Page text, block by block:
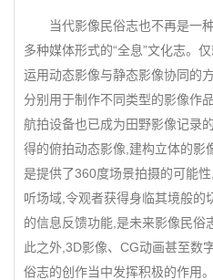
当代影像民俗志也不再是一种
多种媒体形式的“全息”文化志。
运用动态影像与静态影像协同的
分别用于制作不同类型的影像作
航拍设备也已成为田野影像记录
得的俯拍动态影像,建构立体的影
是提供了360度场景拍摄的可能
听场域,令观者获得身临其境般的
的信息反馈功能,是未来影像民俗
此之外,3D影像、CG动画甚至数
俗志的创作当中发挥积极的作用。